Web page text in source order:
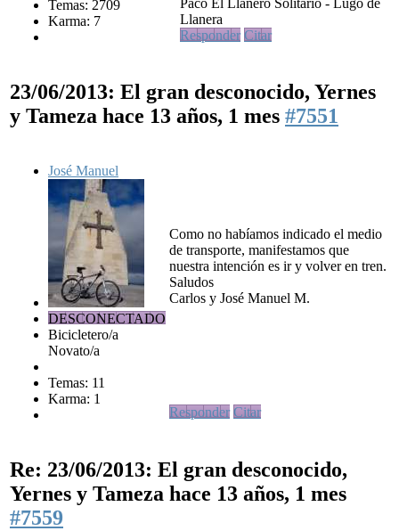
Temas: 2709
Karma: 7
Paco El Llanero Solitario - Lugo de
Llanera
Responder Citar
23/06/2013: El gran desconocido, Yernes
y Tameza hace 13 años, 1 mes #7551
José Manuel
DESCONECTADO
Bicicletero/a
Novato/a
Temas: 11
Karma: 1
Como no habíamos indicado el medio
de transporte, manifestamos que
nuestra intención es ir y volver en tren.
Saludos
Carlos y José Manuel M.
Responder Citar
Re: 23/06/2013: El gran desconocido,
Yernes y Tameza hace 13 años, 1 mes
#7559